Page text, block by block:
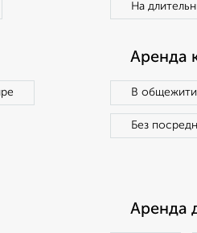
На
Аренда
В
Без
Аренда